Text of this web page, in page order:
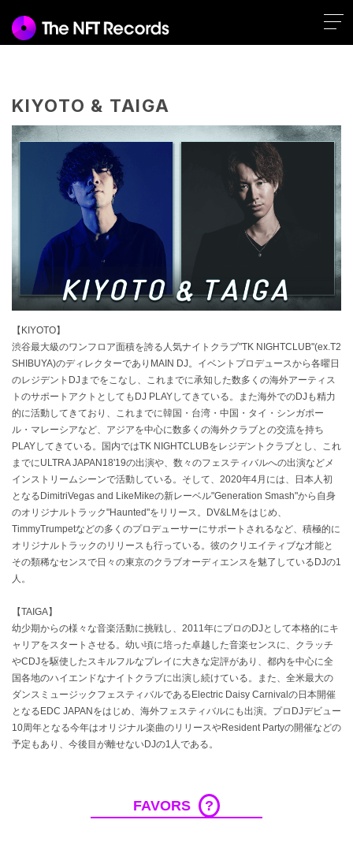
KIYOTO & TAIGA
【KIYOTO】
渋谷最大級のワンフロア面積を誇る人気ナイトクラブ"TK NIGHTCLUB"(ex.T2
SHIBUYA)のディレクターでありMAIN DJ。イベントプロデュースから各曜日
のレジデントDJまでをこなし、これまでに承知した数多くの海外アーティス
トのサポートアクトとしてもDJ PLAYしてきている。また海外でのDJも精力
的に活動してきており、これまでに韓国・台湾・中国・タイ・シンガポー
ル・マレーシアなど、アジアを中心に数多くの海外クラブとの交流を持ち
PLAYしてきている。国内ではTK NIGHTCLUBをレジデントクラブとし、これ
までにULTRA JAPAN18'19の出演や、数々のフェスティバルへの出演などメ
インストリームシーンで活動している。そして、2020年4月には、日本人初
となるDimitriVegas and LikeMikeの新レーベル"Generation Smash"から自身
のオリジナルトラック"Haunted"をリリース。DV&LMをはじめ、
TimmyTrumpetなどの多くのプロデューサーにサポートされるなど、積極的に
オリジナルトラックのリリースも行っている。彼のクリエイティブな才能と
その類稀なセンスで日々の東京のクラブオーディエンスを魅了しているDJの1
人。
【TAIGA】
幼少期からの様々な音楽活動に挑戦し、2011年にプロのDJとして本格的にキ
ャリアをスタートさせる。幼い頃に培った卓越した音楽センスに、クラッチ
やCDJを駆使したスキルフルなプレイに大きな定評があり、都内を中心に全
国各地のハイエンドなナイトクラブに出演し続けている。また、全米最大の
ダンスミュージックフェスティバルであるElectric Daisy Carnivalの日本開催
となるEDC JAPANをはじめ、海外フェスティバルにも出演。プロDJデビュー
10周年となる今年はオリジナル楽曲のリリースやResident Partyの開催などの
予定もあり、今後目が離せないDJの1人である。
FAVORS ?